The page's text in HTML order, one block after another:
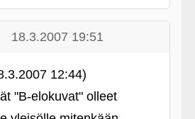
18.3.2007 19:51
12:44)
"B-elokuvat" olleet